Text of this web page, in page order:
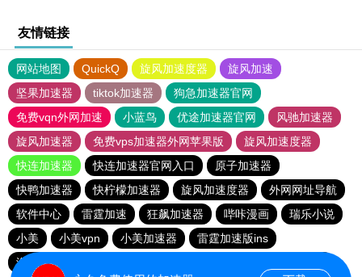
友情链接
网站地图 QuickQ 旋风加速度器
旋风加速
坚果加速器
tiktok加速器
狗急加速器官网
免费vqn外网加速
小蓝鸟 优途加速器官网
风驰加速器
旋风加速器
免费vps加速器外网苹果版
旋风加速度器
快连加速器
快连加速器官网入口
原子加速器
快鸭加速器
快柠檬加速器 旋风加速度器
外网网址导航
软件中心
雷霆加速 狂飙加速器 哔咔漫画
瑞乐小说
小美
小美vpn 小美加速器
雷霆加速版ins
海鸥加速器下载